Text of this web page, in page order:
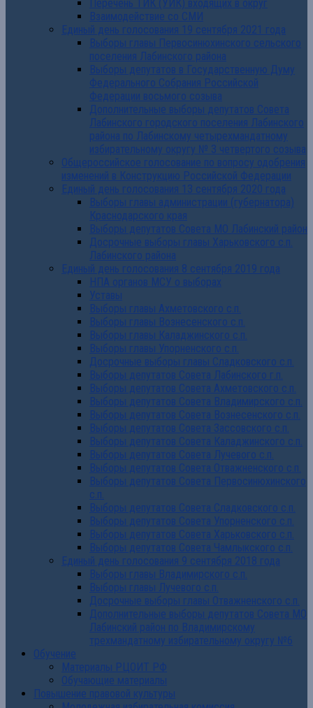
Перечень ТИК (УИК) входящих в округ
Взаимодействие со СМИ
Единый день голосования 19 сентября 2021 года
Выборы главы Первосинюхинского сельского
поселения Лабинского района
Выборы депутатов в Государственную Думу
Федерального Собрания Российской
Федерации восьмого созыва
Дополнительные выборы депутатов Совета
Лабинского городского поселения Лабинского
района по Лабинскому четырехмандатному
избирательному округу № 3 четвертого созыва
Общероссийское голосование по вопросу одобрения
изменений в Конструкцию Российской Федерации
Единый день голосования 13 сентября 2020 года
Выборы главы администрации (губернатора)
Краснодарского края
Выборы депутатов Совета МО Лабинский район
Досрочные выборы главы Харьковского с.п.
Лабинского района
Единый день голосования 8 сентября 2019 года
НПА органов МСУ о выборах
Уставы
Выборы главы Ахметовского с.п.
Выборы главы Вознесенского с.п.
Выборы главы Каладжинского с.п.
Выборы главы Упорненского с.п.
Досрочные выборы главы Сладковского с.п.
Выборы депутатов Совета Лабинского г.п.
Выборы депутатов Совета Ахметовского с.п.
Выборы депутатов Совета Владимирского с.п.
Выборы депутатов Совета Вознесенского с.п.
Выборы депутатов Совета Зассовского с.п.
Выборы депутатов Совета Каладжинского с.п.
Выборы депутатов Совета Лучевого с.п.
Выборы депутатов Совета Отважненского с.п.
Выборы депутатов Совета Первосинюхинского
с.п.
Выборы депутатов Совета Сладковского с.п.
Выборы депутатов Совета Упорненского с.п.
Выборы депутатов Совета Харьковского с.п.
Выборы депутатов Совета Чамлыкского с.п.
Единый день голосования 9 сентября 2018 года
Выборы главы Владимирского с.п.
Выборы главы Лучевого с.п.
Досрочные выборы главы Отважненского с.п.
Дополнительные выборы депутатов Совета МО
Лабинский район по Владимирскому
трехмандатному избирательному округу №6
Обучение
Материалы РЦОИТ РФ
Обучающие материалы
Повышение правовой культуры